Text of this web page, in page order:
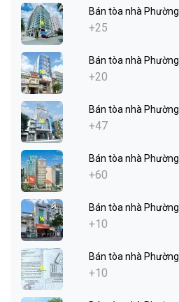
Bán tòa nhà
+25
Bán tòa nhà
+20
Bán tòa nhà
+47
Bán tòa nhà
+60
Bán tòa nhà
+10
Bán tòa nhà
+10